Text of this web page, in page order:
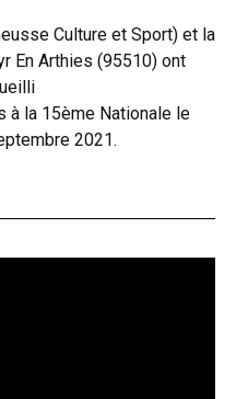
Culture et Sport) et la
En Arthies (95510) ont
la 15ème Nationale le
2021.